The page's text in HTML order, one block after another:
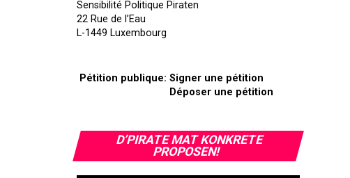
Sensibilité Politique Piraten
22 Rue de l’Eau
L-1449 Luxembourg
Pétition publique: Signer une pétition
Déposer une pétition
D’PIRATE MAT KONKRETE
PROPOSEN!
Video-
Player